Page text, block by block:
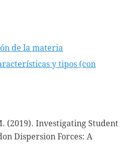
de la materia
y tipos (con
(2019). Investigating Student
Dispersion Forces: A